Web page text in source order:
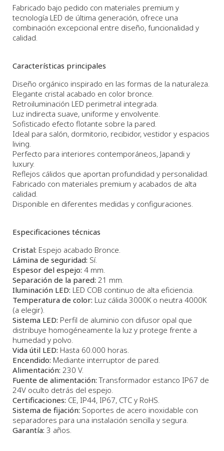
Fabricado bajo pedido con materiales premium y
tecnología LED de última generación, ofrece una
combinación excepcional entre diseño, funcionalidad y
calidad.
Características principales
Diseño orgánico inspirado en las formas de la naturaleza.
Elegante cristal acabado en color bronce.
Retroiluminación LED perimetral integrada.
Luz indirecta suave, uniforme y envolvente.
Sofisticado efecto flotante sobre la pared.
Ideal para salón, dormitorio, recibidor, vestidor y espacios
living.
Perfecto para interiores contemporáneos, Japandi y
luxury.
Reflejos cálidos que aportan profundidad y personalidad.
Fabricado con materiales premium y acabados de alta
calidad.
Disponible en diferentes medidas y configuraciones.
Especificaciones técnicas
Cristal: Espejo acabado Bronce.
Lámina de seguridad: Sí.
Espesor del espejo: 4 mm.
Separación de la pared: 21 mm.
Iluminación LED: LED COB continuo de alta eficiencia.
Temperatura de color: Luz cálida 3000K o neutra 4000K
(a elegir).
Sistema LED: Perfil de aluminio con difusor opal que
distribuye homogéneamente la luz y protege frente a
humedad y polvo.
Vida útil LED: Hasta 60.000 horas.
Encendido: Mediante interruptor de pared.
Alimentación: 230 V.
Fuente de alimentación: Transformador estanco IP67 de
24V oculto detrás del espejo.
Certificaciones: CE, IP44, IP67, CTC y RoHS.
Sistema de fijación: Soportes de acero inoxidable con
separadores para una instalación sencilla y segura.
Garantía: 3 años.